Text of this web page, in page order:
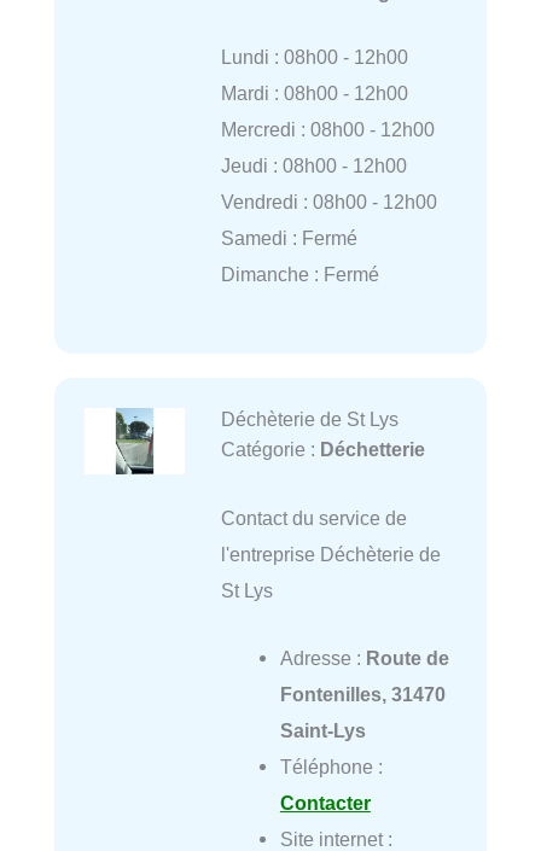
Lundi : 08h00 - 12h00
Mardi : 08h00 - 12h00
Mercredi : 08h00 - 12h00
Jeudi : 08h00 - 12h00
Vendredi : 08h00 - 12h00
Samedi : Fermé
Dimanche : Fermé
Déchèterie de St Lys
Catégorie : Déchetterie
Contact du service de
l'entreprise Déchèterie de
St Lys
Adresse : Route de
Fontenilles, 31470
Saint-Lys
Téléphone :
Contacter
Site internet :